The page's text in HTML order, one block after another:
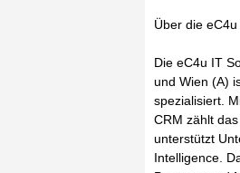
Über die
Die eC4u IT
und Wien (A)
spezialisiert.
CRM zählt
unterstützt
Intelligence.